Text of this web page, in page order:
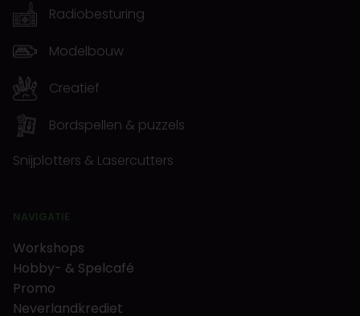
Radiobesturing
Modelbouw
Creatief
Bordspellen & puzzels
Snijplotters & Lasercutters
NAVIGATIE
Workshops
Hobby- & Spelcafé
Promo
Neverlandkrediet